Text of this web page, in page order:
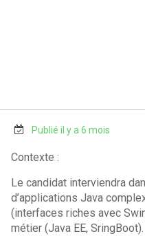
Publié il y a 6 mois
Contexte :
Le candidat interviendra
d’applications Java
(interfaces riches avec
métier (Java EE,